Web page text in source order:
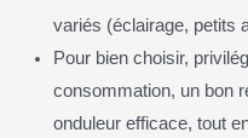
variés (éclairage, petits
Pour bien choisir,
consommation, un bon
onduleur efficace, tout